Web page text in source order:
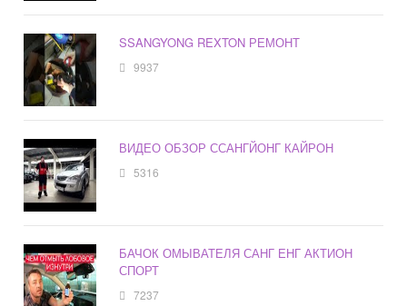
SSANGYONG REXTON РЕМОНТ
9937
ВИДЕО ОБЗОР ССАНГЙОНГ КАЙРОН
5316
БАЧОК ОМЫВАТЕЛЯ САНГ ЕНГ АКТИОН
СПОРТ
7237